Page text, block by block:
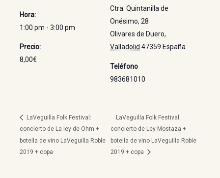
Hora:
1:00 pm - 3:00 pm
Precio:
8,00€
Ctra. Quintanilla de
Onésimo, 28
Olivares de Duero,
Valladolid 47359 España
Teléfono
983681010
LaVeguilla Folk Festival:
concierto de La ley de Ohm +
botella de vino LaVeguilla Roble
2019 + copa
LaVeguilla Folk Festival:
concierto de Ley Mostaza +
botella de vino LaVeguilla Roble
2019 + copa